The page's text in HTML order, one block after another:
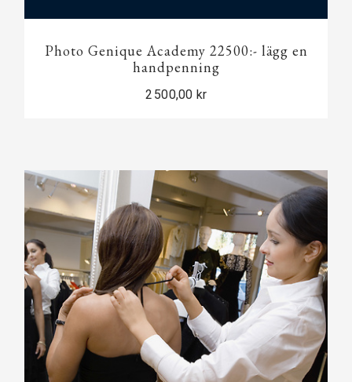
Photo Genique Academy 22500:- lägg en
handpenning
2 500,00 kr